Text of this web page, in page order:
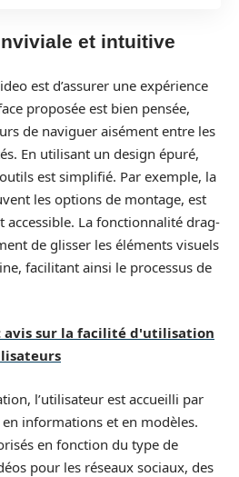
et intuitive
est d’assurer une expérience
proposée est bien pensée,
de naviguer aisément entre les
En utilisant un design épuré,
outils est simplifié. Par exemple, la
les options de montage, est
La fonctionnalité drag-
de glisser les éléments visuels
facilitant ainsi le processus de
avis sur la facilité d'utilisation
l’utilisateur est accueilli par
en informations et en modèles.
en fonction du type de
pour les réseaux sociaux, des